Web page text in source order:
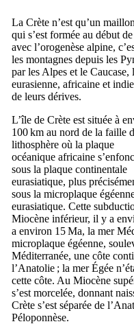
La Crète n’est qu’un
qui s’est formée au début de
avec l’orogenèse alpine,
les montagnes depuis les
par les Alpes et le
eurasienne, africaine et
de leurs dérives.
L’île de Crète est située à
100 km au nord de la faille
lithosphère où la plaque
océanique africaine
sous la plaque continentale
eurasiatique, plus
sous la microplaque
eurasiatique. Cette
Miocène inférieur, il y a
a environ 15 Ma, la mer
microplaque égéenne,
Méditerranée, une côte
l’Anatolie ; la mer Égée
cette côte. Au Miocène
s’est morcelée, donnant
Crète s’est séparée de
Péloponnèse.